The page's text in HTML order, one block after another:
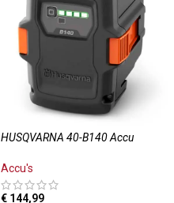
HUSQVARNA 40-B140 Accu
Accu's
€ 144,99